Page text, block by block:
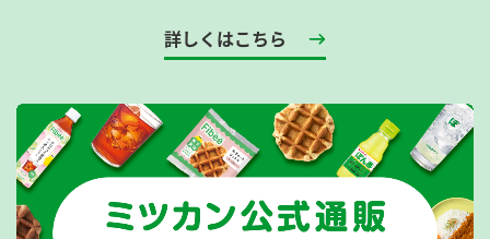
詳しくはこちら